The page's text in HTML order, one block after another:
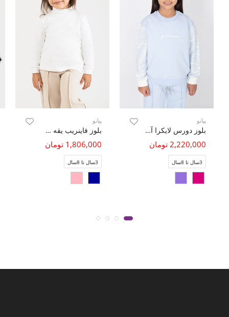
پیانو
بلوز دورس لایکرا آستین نارنگ (ست با کد 10712)
2,220,000 تومان
3سال تا 8سال
پیانو
بلوز فاینریب یقه سه سانت
1,806,000 تومان
3سال تا 8سال